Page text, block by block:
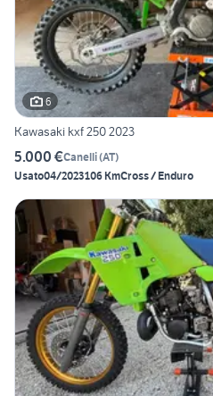
6
Kawasaki kxf 250 2023
5.000 €Canelli(AT)
Usato04/2023106 KmCross / Enduro